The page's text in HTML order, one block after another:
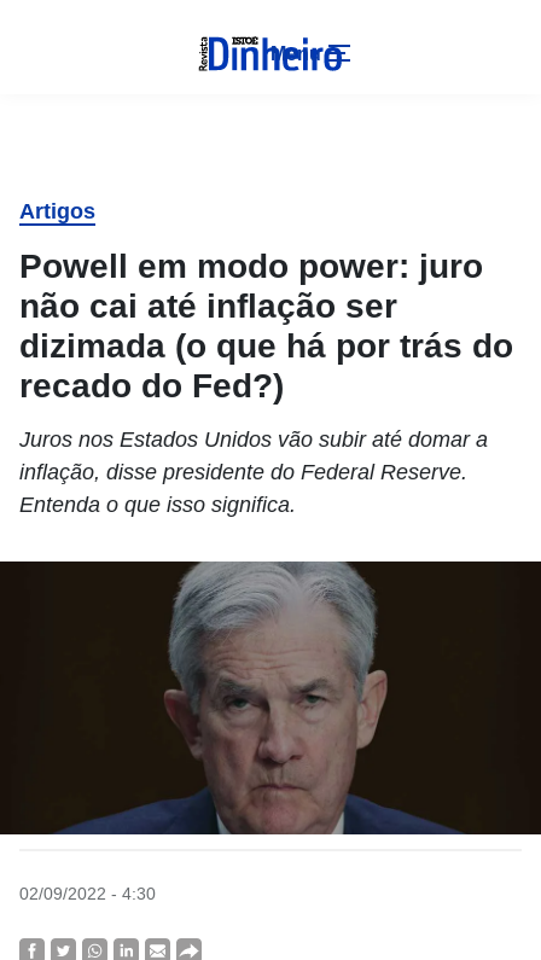
Menu
Artigos
Powell em modo power: juro
não cai até inflação ser
dizimada (o que há por trás do
recado do Fed?)
Juros nos Estados Unidos vão subir até domar a
inflação, disse presidente do Federal Reserve.
Entenda o que isso significa.
02/09/2022 - 4:30